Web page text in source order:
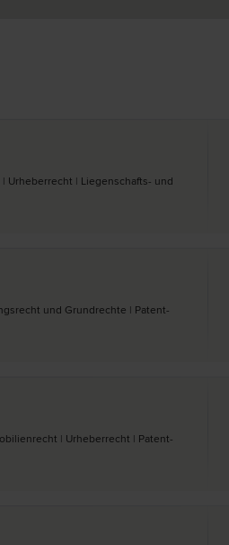
Urheber­recht | Liegenschafts- und
und Grund­rechte | Patent­
| Urheber­recht | Patent­